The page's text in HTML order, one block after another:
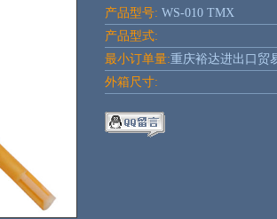
产品型号: WS-010 TMX
产品型式:
最小订单量:重庆裕达进出口贸
外箱尺寸: